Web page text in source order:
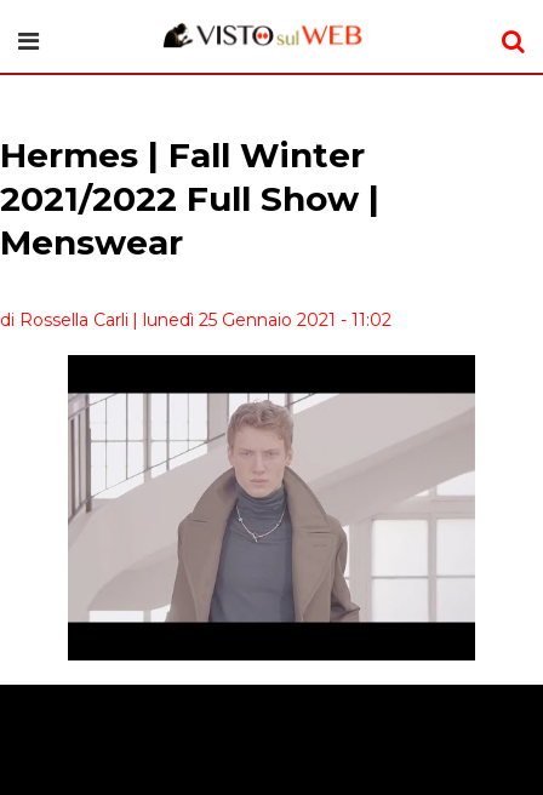
Hermes | Fall Winter
2021/2022 Full Show |
Menswear
di Rossella Carli | lunedì 25 Gennaio 2021 - 11:02